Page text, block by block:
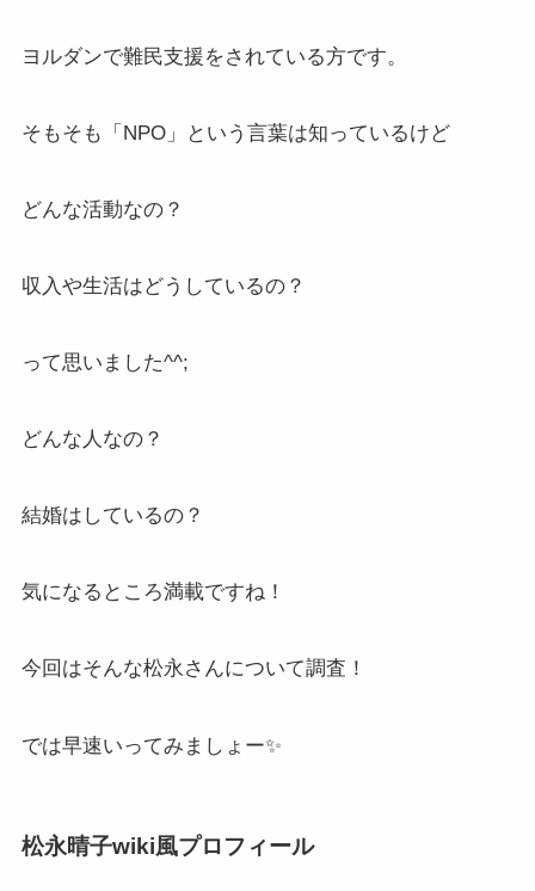
ヨルダンで難民支援をされている方です。
そもそも「NPO」という言葉は知っているけど
どんな活動なの？
収入や生活はどうしているの？
って思いました^^;
どんな人なの？
結婚はしているの？
気になるところ満載ですね！
今回はそんな松永さんについて調査！
では早速いってみましょー✨
松永晴子wiki風プロフィール